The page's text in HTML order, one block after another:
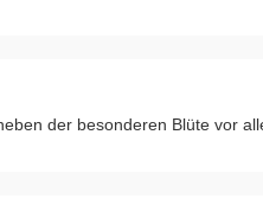
der besonderen Blüte vor